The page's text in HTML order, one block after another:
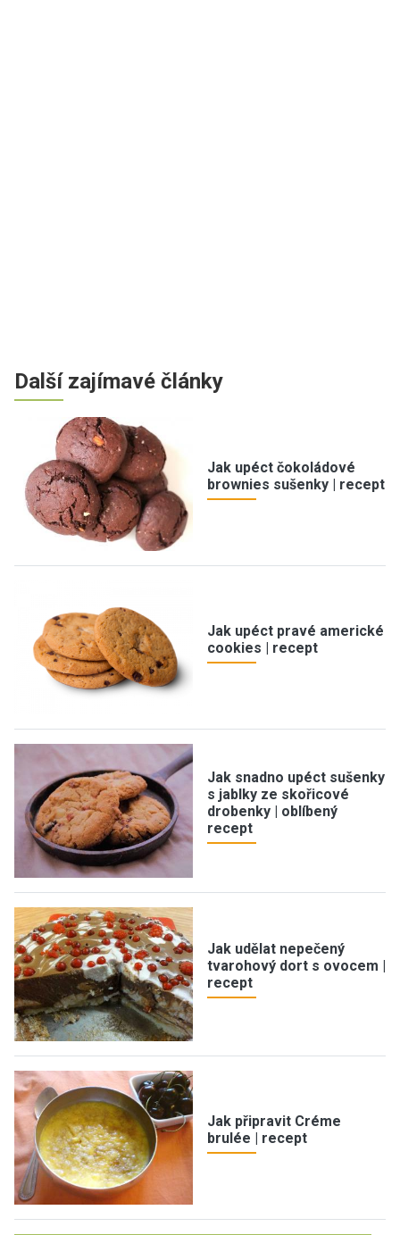
Další zajímavé články
Jak upéct čokoládové
brownies sušenky | recept
Jak upéct pravé americké
cookies | recept
Jak snadno upéct sušenky
s jablky ze skořicové
drobenky | oblíbený
recept
Jak udělat nepečený
tvarohový dort s ovocem |
recept
Jak připravit Créme
brulée | recept